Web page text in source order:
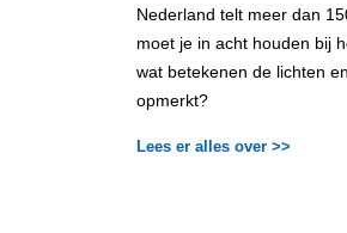
Nederland telt meer dan
moet je in acht houden bij
wat betekenen de lichten
opmerkt?
Lees er alles over >>